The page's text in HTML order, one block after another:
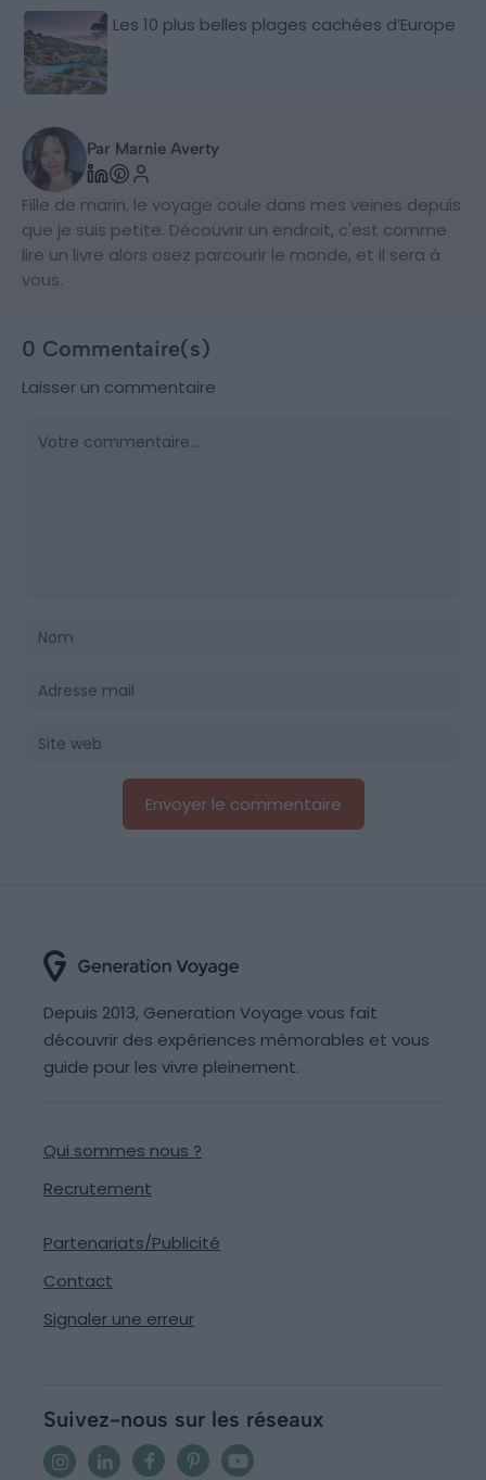
Les 10 plus belles plages cachées d’Europe
Par Marnie Averty
Fille de marin, le voyage coule dans mes veines depuis
que je suis petite. Découvrir un endroit, c'est comme
lire un livre alors osez parcourir le monde, et il sera à
vous.
0 Commentaire(s)
Laisser un commentaire
Depuis 2013, Generation Voyage vous fait
découvrir des expériences mémorables et vous
guide pour les vivre pleinement.
Qui sommes nous ?
Recrutement
Partenariats/Publicité
Contact
Signaler une erreur
Suivez-nous sur les réseaux